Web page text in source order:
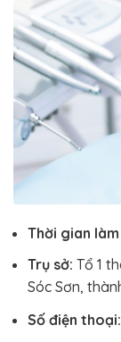
Thời gian
Trụ sở: Tổ 1
Sóc Sơn,
Số điện thoại: